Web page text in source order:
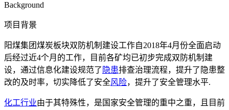
Background
项目背景
阳煤集团煤炭板块双防机制建设工作自2018年4月份全面启动
后经过近4个月的工作，目前各矿均已初步完成双防机制建
设，通过信息化建设规范了 隐患排查治理流程，提升了隐患整
改的及时率，切实降低了安全风险，提升了安全管理水平.
化工行业由于其特殊性，是国家安全管理的重中之重，且目前